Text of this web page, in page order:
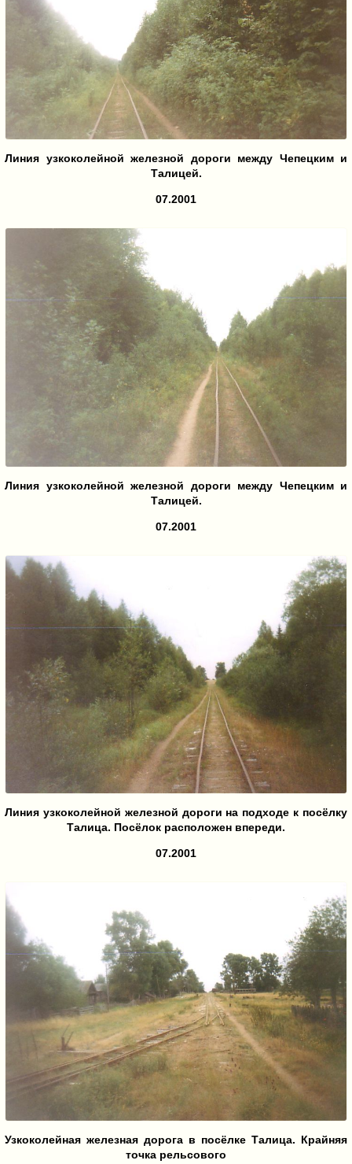
Линия узкоколейной железной дороги между Чепецким и
Талицей.
07.2001
Линия узкоколейной железной дороги между Чепецким и
Талицей.
07.2001
Линия узкоколейной железной дороги на подходе к посёлку
Талица. Посёлок расположен впереди.
07.2001
Узкоколейная железная дорога в посёлке Талица. Крайняя
точка рельсового